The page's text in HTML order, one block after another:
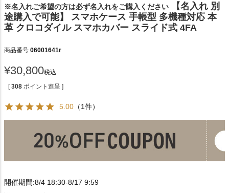
※名入れご希望の方は必ず名入れをご購入ください
【名入れ 別
途購入で可能】 スマホケース 手帳型 多機種対応 本
革 クロコダイル スマホカバー スライド式 4FA
商品番号 06001641r
¥30,800税込
[ 308 ポイント進呈 ]
5.00 （1件）
開催期間:8/4 18:30-8/17 9:59